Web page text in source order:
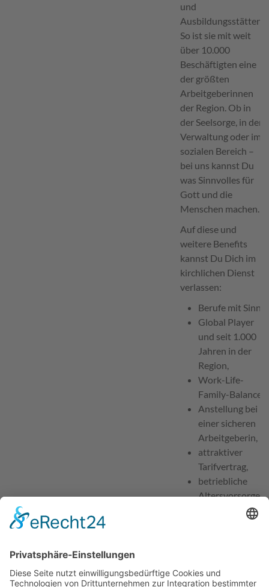
und
Ausbildungsstätten.
So ist sie mit weit
über 10.000
Beschäftigten eine
der größten
Arbeitgeberinnen
der Region. Ob in
der Seelsorge, in der
Verwaltung oder im
sozialen Bereich –
bei uns kannst Du
was Sinnvolles für
Gott und die
Menschen machen.
Auf diese und
weitere Benefits
kannst Du Dich im
kirchlichen Dienst
verlassen:
Berufe mit Sinn,
Global Player
und seit 1.000
Jahren in der
Region,
Work-Life-
Family-Balance,
Anstellung bei
einer sicheren
Arbeitgeberin,
attraktiver
Tarifvertrag,
betriebliche
Altersvorsorge.
Ansprechpartner für Bewerbungen
Herr Tobias Löffler /
Telefon